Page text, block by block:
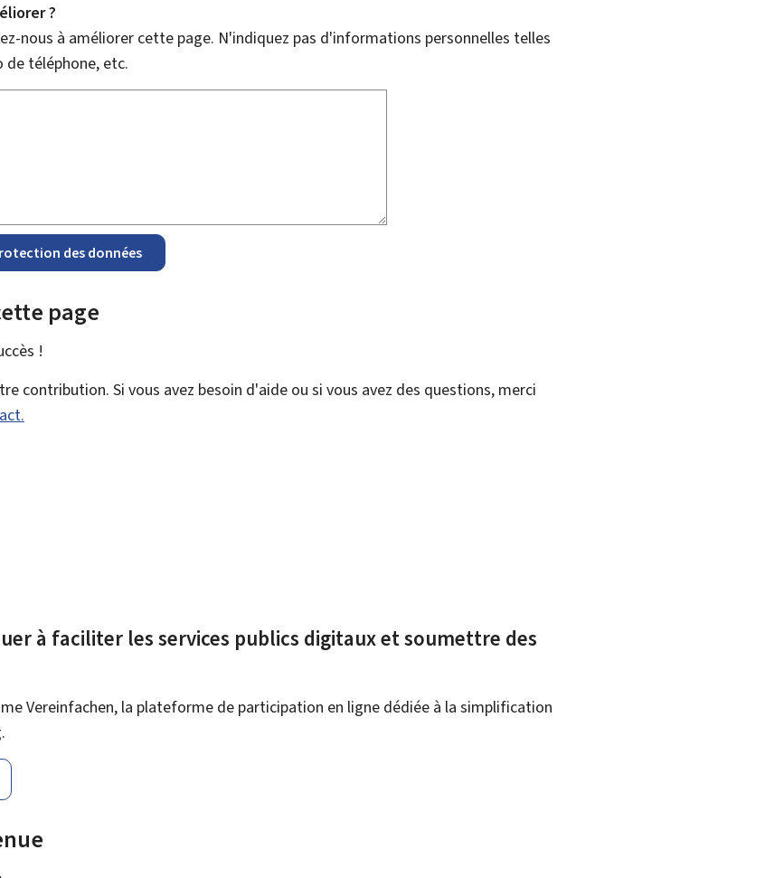
?
nous à améliorer cette page. N'indiquez pas d'informations personnelles telles
de téléphone, etc.
des données
page
!
contribution. Si vous avez besoin d'aide ou si vous avez des questions, merci
à faciliter les services publics digitaux et soumettre des
Vereinfachen, la plateforme de participation en ligne dédiée à la simplification